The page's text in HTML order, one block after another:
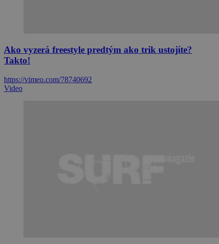
Ako vyzerá freestyle predtým ako trik ustojíte?
Takto!
https://vimeo.com/78740692
Video